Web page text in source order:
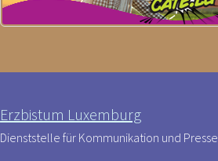
Erzbistum Luxemburg
Dienststelle für Kommunikation und Presse